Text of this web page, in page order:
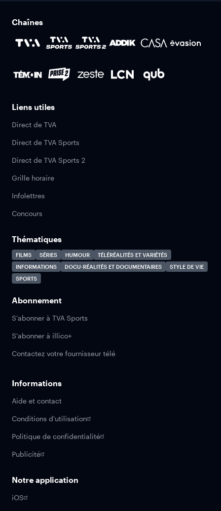
Chaînes
Liens utiles
Direct de TVA
Direct de TVA Sports
Direct de TVA Sports 2
Grille horaire
Infolettres
Concours
Thématiques
FILMS SÉRIES HUMOUR
TÉLÉRÉALITÉS ET VARIÉTÉS
INFORMATIONS
DOCU-RÉALITÉS ET DOCUMENTAIRES
STYLE DE VIE
SPORTS
Abonnement
S'abonner à TVA Sports
S'abonner à illico+
Contactez votre fournisseur télé
Informations
Aide et contact
Conditions d'utilisation
Politique de confidentialité
Publicité
Notre application
iOS